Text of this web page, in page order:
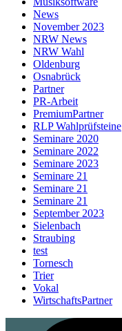
News
November 2023
NRW News
NRW Wahl
Oldenburg
Osnabrück
Partner
PR-Arbeit
PremiumPartner
RLP Wahlprüfsteine
Seminare 2020
Seminare 2022
Seminare 2023
Seminare 21
Seminare 21
Seminare 21
September 2023
Sielenbach
Straubing
test
Tornesch
Trier
Vokal
WirtschaftsPartner